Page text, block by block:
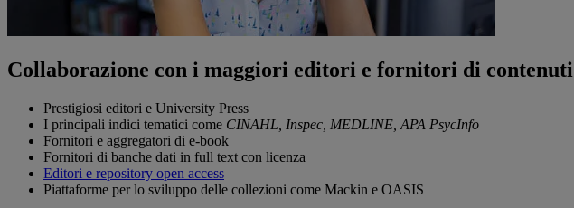
Collaborazione con i maggiori editori e fornitori di contenuti
Prestigiosi editori e University Press
I principali indici tematici come CINAHL, Inspec, MEDLINE, APA PsycInfo
Fornitori e aggregatori di e-book
Fornitori di banche dati in full text con licenza
Editori e repository open access
Piattaforme per lo sviluppo delle collezioni come Mackin e OASIS